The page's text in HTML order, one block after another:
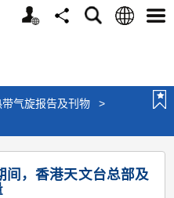
个
分
搜
语
选
带气旋报告及刊物
>
，香港天文台总部及